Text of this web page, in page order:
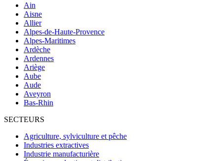
Ain
Aisne
Allier
Alpes-de-Haute-Provence
Alpes-Maritimes
Ardèche
Ardennes
Ariège
Aube
Aude
Aveyron
Bas-Rhin
SECTEURS
Agriculture, sylviculture et pêche
Industries extractives
Industrie manufacturière